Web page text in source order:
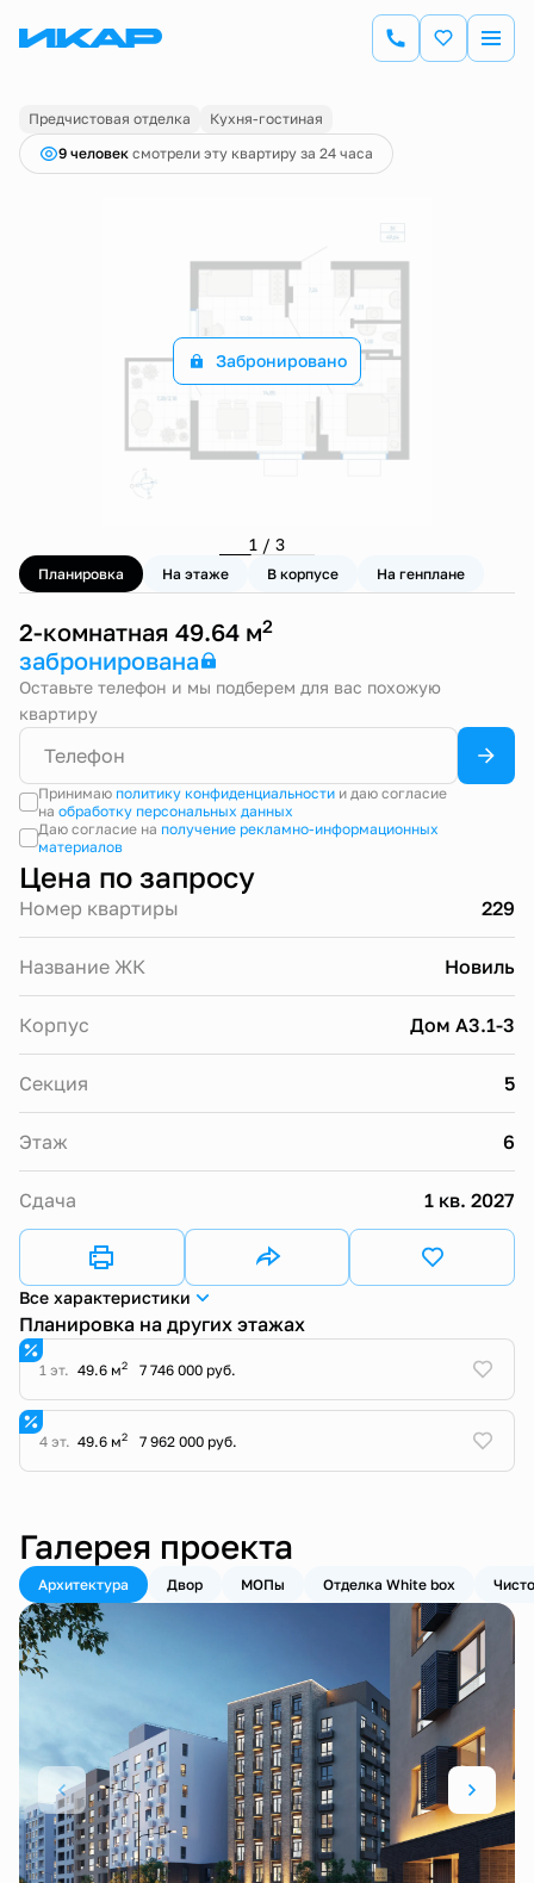
2-комнатная49.64 м Цена по запросу
Предчистовая отделка
Кухня-гостиная
9 человек смотрели эту квартиру за 24 часа
Забронировано
1 / 3
Планировка На этаже В корпусе На генплане
2-комнатная 49.64 м2
забронирована
Оставьте телефон и мы подберем для вас похожую
квартиру
Принимаю политику конфиденциальностии даю согласие
на обработку персональных данных
Даю согласие на получение рекламно-информационных
материалов
Цена по запросу
Номер квартиры 229
Название ЖК Новиль
Корпус Дом А3.1-3
Секция 5
Этаж 6
Сдача 1 кв. 2027
Все характеристики
Планировка на других этажах
1 эт. 49.6 м2 7 746 000 руб.
4 эт. 49.6 м2 7 962 000 руб.
Галерея проекта
Архитектура Двор МОПы Отделка White box